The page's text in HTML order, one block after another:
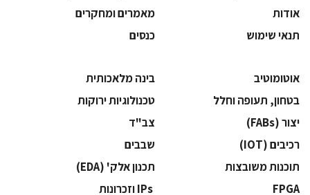
אודות
מאמרים ומחקרים
תנאי שימוש
כנסים
אוטומוטיב
בינה מלאכותית
בטחון, תעופה וחלל
‫טכנולוגיות ירוקות‬
‫יצור (‪(FABs‬‬
‫צב"ד‬
‫רכיבים‬ (IOT)
‫שבבים‬
‫תוכנות משובצות‬
‫תכנון אלק' (‪(EDA‬‬
‫‪FPGA‬‬